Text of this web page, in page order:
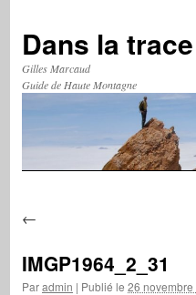
contenu
Dans la
Gilles Marcaud
Guide de Haute Montagne
←
IMGP1964_2_31
Paradmin | Publié le 26 novembre